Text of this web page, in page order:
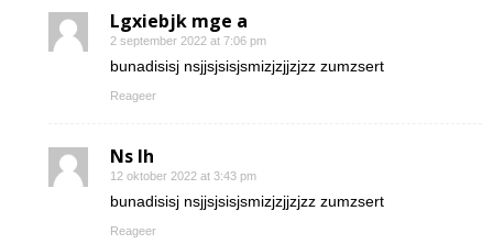
Lgxiebjk mge a
2 september 2022 at 7:06 pm
bunadisisj nsjjsjsisjsmizjzjjzjzz zumzsert
Reageer
Ns Ih
12 oktober 2022 at 3:43 pm
bunadisisj nsjjsjsisjsmizjzjjzjzz zumzsert
Reageer